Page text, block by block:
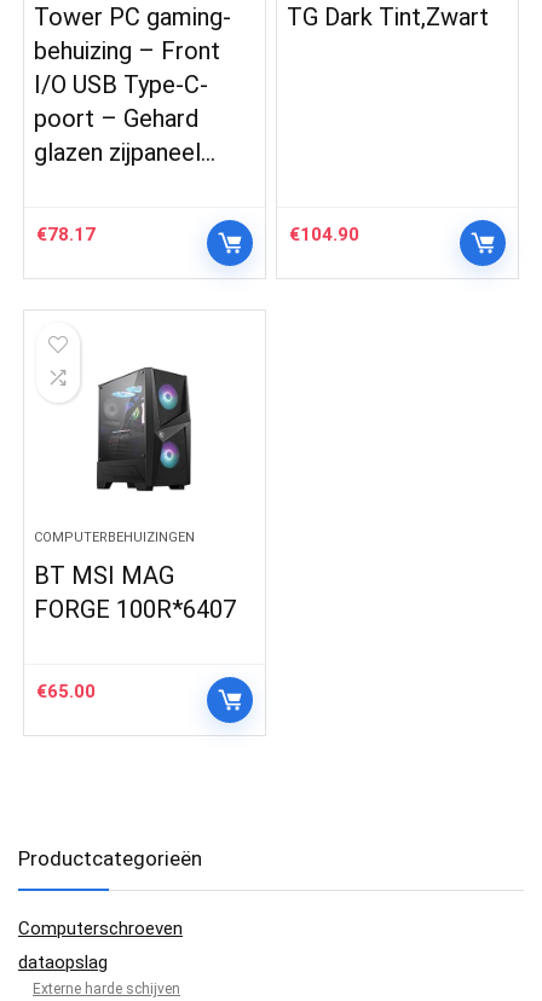
Tower PC gaming-
behuizing – Front
I/O USB Type-C-
poort – Gehard
glazen zijpaneel…
€78.17
TG Dark Tint,Zwart
€104.90
COMPUTERBEHUIZINGEN
BT MSI MAG
FORGE 100R*6407
€65.00
Productcategorieën
Computerschroeven
dataopslag
Externe harde schijven